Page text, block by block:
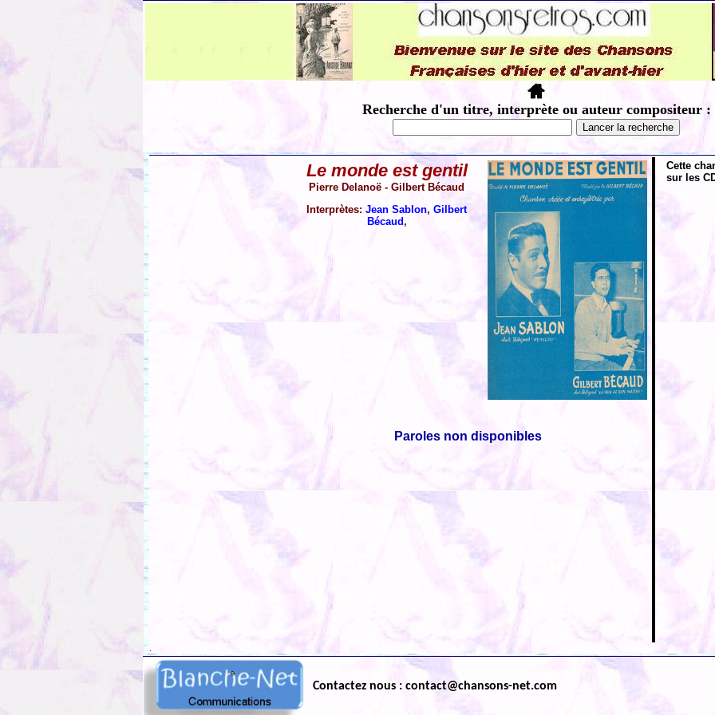
Recherche d'un titre, interprète ou auteur compositeur :
Le monde est gentil
Pierre Delanoë - Gilbert Bécaud
Interprètes: Jean Sablon, Gilbert
Bécaud,
Paroles non disponibles
Cette
sur les
Contactez nous : contact@chansons-net.com